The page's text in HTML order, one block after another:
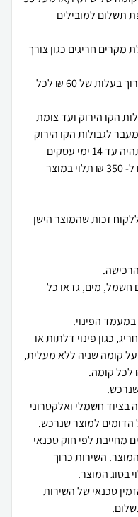
תשלום למובילים
מקרים חריגים כגון צורך
במקרה שיש צורך בפירוק דלתות זה כרוך בעלות של 60 ₪ לכל
הקו הירוק ועד צומת
לגבולות הקו הירוק
או דרומית לצומת הערבה, האספקה תהיה עד 14 ימי עסקים
ותירש תוספת תשלום שנעה בין 100 ₪ ל- 350 ₪ תלוי במוצר
זכות שהמוצר הישן
חשמל, מים, גז או כל
כגון פינוי דלתות או
קומה שניה ללא מעלית,
בציוד חשמלי ואלקטרוני
מחייבת לפי חוק טכנאי
השירות כרוך
טכנאי של השירות